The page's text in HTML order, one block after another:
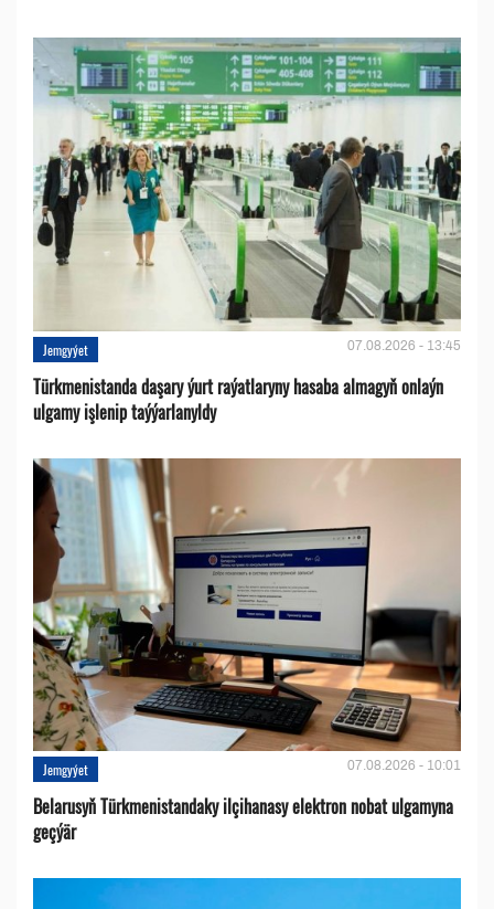
Jemgyýet 07.08.2026 - 13:45
Türkmenistanda daşary ýurt raýatlaryny hasaba almagyň onlaýn
ulgamy işlenip taýýarlanyldy
Jemgyýet 07.08.2026 - 10:01
Belarusyň Türkmenistandaky ilçihanasy elektron nobat ulgamyna
geçýär